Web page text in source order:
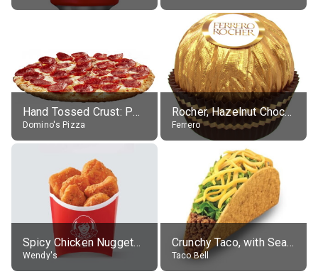
Hand Tossed Crust: Pepperoni Pizza (Large 14")
Domino's Pizza
Rocher, Hazelnut Chocolate Ball
Ferrero
Spicy Chicken Nuggets, without sauce
Wendy's
Crunchy Taco, with Seasoned Beef
Taco Bell